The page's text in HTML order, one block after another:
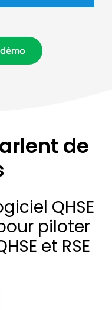
de
QHSE
pour piloter
et RSE